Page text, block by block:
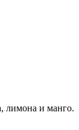
лимона и манго.